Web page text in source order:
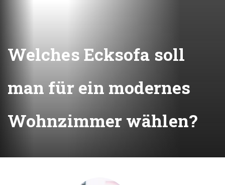
Welches Ecksofa soll
man für ein modernes
Wohnzimmer wählen?